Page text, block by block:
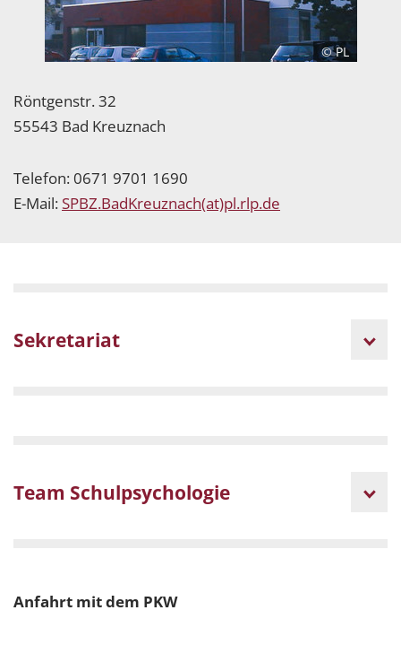
© PL
Röntgenstr. 32
55543 Bad Kreuznach
Telefon: 0671 9701 1690
E-Mail: SPBZ.BadKreuznach(at)pl.rlp.de
Sekretariat
Team Schulpsychologie
Anfahrt mit dem PKW